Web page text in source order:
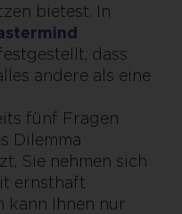
bietest. In
dass
andere als eine
fünf Fragen
Dilemma
Sie nehmen sich
ernsthaft
kann Ihnen nur